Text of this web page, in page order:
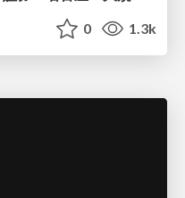
0 1.3k